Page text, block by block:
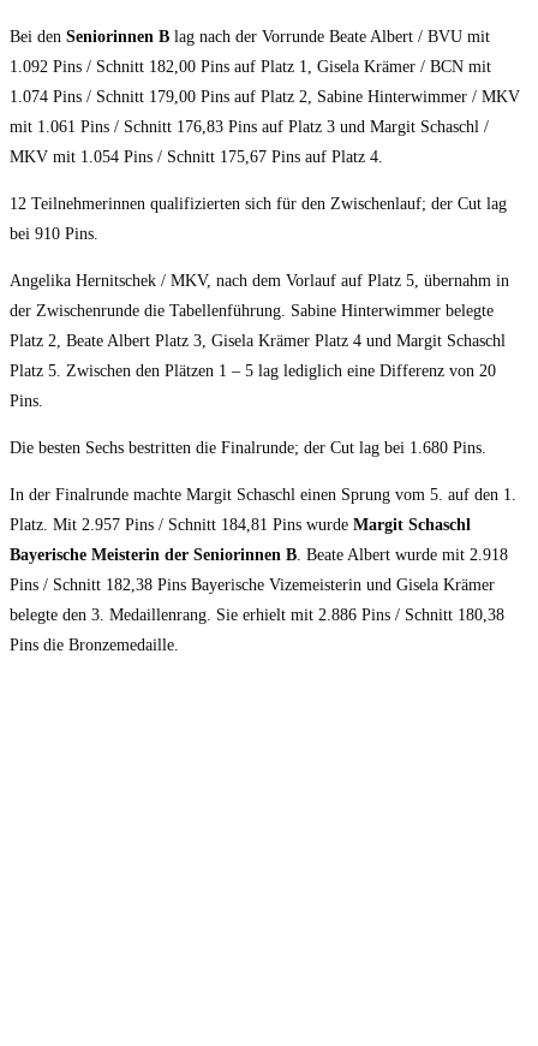
Bei den Seniorinnen B lag nach der Vorrunde Beate Albert / BVU mit
1.092 Pins / Schnitt 182,00 Pins auf Platz 1, Gisela Krämer / BCN mit
1.074 Pins / Schnitt 179,00 Pins auf Platz 2, Sabine Hinterwimmer / MKV
mit 1.061 Pins / Schnitt 176,83 Pins auf Platz 3 und Margit Schaschl /
MKV mit 1.054 Pins / Schnitt 175,67 Pins auf Platz 4.
12 Teilnehmerinnen qualifizierten sich für den Zwischenlauf; der Cut lag
bei 910 Pins.
Angelika Hernitschek / MKV, nach dem Vorlauf auf Platz 5, übernahm in
der Zwischenrunde die Tabellenführung. Sabine Hinterwimmer belegte
Platz 2, Beate Albert Platz 3, Gisela Krämer Platz 4 und Margit Schaschl
Platz 5. Zwischen den Plätzen 1 – 5 lag lediglich eine Differenz von 20
Pins.
Die besten Sechs bestritten die Finalrunde; der Cut lag bei 1.680 Pins.
In der Finalrunde machte Margit Schaschl einen Sprung vom 5. auf den 1.
Platz. Mit 2.957 Pins / Schnitt 184,81 Pins wurde Margit Schaschl
Bayerische Meisterin der Seniorinnen B. Beate Albert wurde mit 2.918
Pins / Schnitt 182,38 Pins Bayerische Vizemeisterin und Gisela Krämer
belegte den 3. Medaillenrang. Sie erhielt mit 2.886 Pins / Schnitt 180,38
Pins die Bronzemedaille.